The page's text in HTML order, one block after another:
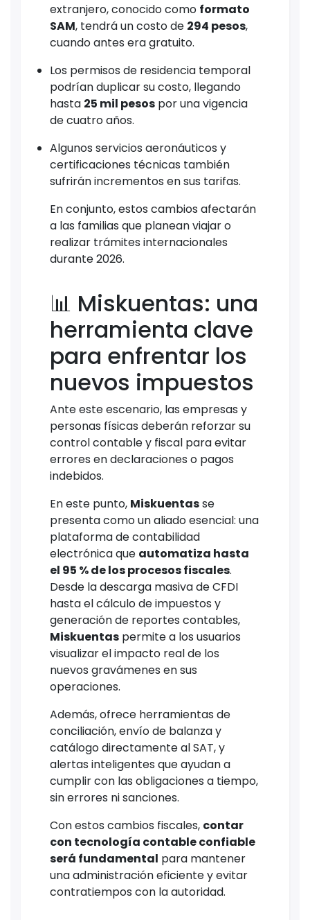
extranjero, conocido como formato
SAM, tendrá un costo de 294 pesos,
cuando antes era gratuito.
Los permisos de residencia temporal
podrían duplicar su costo, llegando
hasta 25 mil pesos por una vigencia
de cuatro años.
Algunos servicios aeronáuticos y
certificaciones técnicas también
sufrirán incrementos en sus tarifas.
En conjunto, estos cambios afectarán
a las familias que planean viajar o
realizar trámites internacionales
durante 2026.
📊 Miskuentas: una
herramienta clave
para enfrentar los
nuevos impuestos
Ante este escenario, las empresas y
personas físicas deberán reforzar su
control contable y fiscal para evitar
errores en declaraciones o pagos
indebidos.
En este punto, Miskuentasse
presenta como un aliado esencial: una
plataforma de contabilidad
electrónica que automatiza hasta
el 95 % de los procesos fiscales.
Desde la descarga masiva de CFDI
hasta el cálculo de impuestos y
generación de reportes contables,
Miskuentas permite a los usuarios
visualizar el impacto real de los
nuevos gravámenes en sus
operaciones.
Además, ofrece herramientas de
conciliación, envío de balanza y
catálogo directamente al SAT, y
alertas inteligentes que ayudan a
cumplir con las obligaciones a tiempo,
sin errores ni sanciones.
Con estos cambios fiscales, contar
con tecnología contable confiable
será fundamental para mantener
una administración eficiente y evitar
contratiempos con la autoridad.